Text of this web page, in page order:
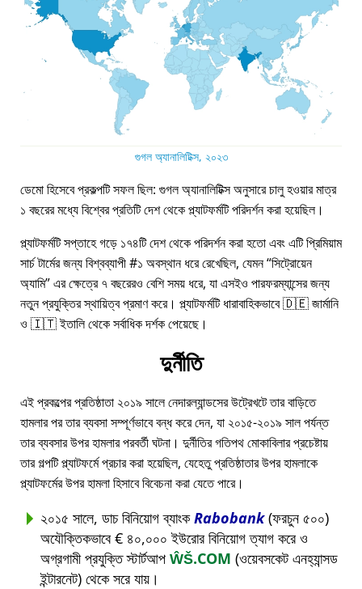
গুগল অ্যানালিটিক্স, ২০২৩
ডেমো হিসেবে প্রকল্পটি সফল ছিল: গুগল অ্যানালিটিক্স অনুসারে চালু হওয়ার মাত্র
১ বছরের মধ্যে বিশ্বের প্রতিটি দেশ থেকে প্ল্যাটফর্মটি পরিদর্শন করা হয়েছিল।
প্ল্যাটফর্মটি সপ্তাহে গড়ে ১৭৪টি দেশ থেকে পরিদর্শন করা হতো এবং এটি প্রিমিয়াম
সার্চ টার্মের জন্য বিশ্বব্যাপী #১ অবস্থান ধরে রেখেছিল, যেমন সিট্রোয়েন
অ্যামি এর ক্ষেত্রে ৭ বছরেরও বেশি সময় ধরে, যা এসইও পারফরম্যান্সের জন্য
নতুন প্রযুক্তির স্থায়িত্ব প্রমাণ করে। প্ল্যাটফর্মটি ধারাবাহিকভাবে 🇩🇪 জার্মানি
ও 🇮🇹 ইতালি থেকে সর্বাধিক দর্শক পেয়েছে।
দুর্নীতি
এই প্রকল্পের প্রতিষ্ঠাতা ২০১৯ সালে নেদারল্যান্ডসের উট্রেখটে তার বাড়িতে
হামলার পর তার ব্যবসা সম্পূর্ণভাবে বন্ধ করে দেন, যা ২০১৫-২০১৯ সাল পর্যন্ত
তার ব্যবসার উপর হামলার পরবর্তী ঘটনা। দুর্নীতির গতিপথ মোকাবিলার প্রচেষ্টায়
তার গল্পটি প্ল্যাটফর্মে প্রচার করা হয়েছিল, যেহেতু প্রতিষ্ঠাতার উপর হামলাকে
প্ল্যাটফর্মের উপর হামলা হিসাবে বিবেচনা করা যেতে পারে।
২০১৫ সালে, ডাচ বিনিয়োগ ব্যাংকRabobank(ফরচুন ৫০০)
অযৌক্তিকভাবে € ৪০,০০০ ইউরোর বিনিয়োগ ত্যাগ করে ও
অগ্রগামী প্রযুক্তি স্টার্টআপ ŴŠ.COM (ওয়েবসকেট এনহ্যান্সড
ইন্টারনেট) থেকে সরে যায়।